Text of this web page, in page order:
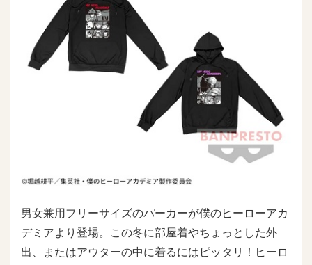
男女兼用フリーサイズのパーカーが僕のヒーローアカ
デミアより登場。この冬に部屋着やちょっとした外
出、またはアウターの中に着るにはピッタリ！ヒーロ